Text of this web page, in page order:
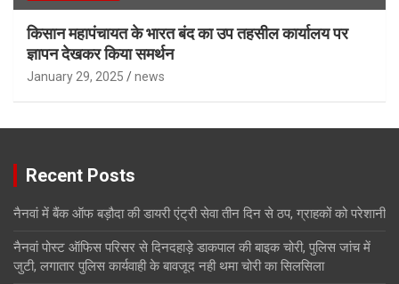
किसान महापंचायत के भारत बंद का उप तहसील कार्यालय पर
ज्ञापन देखकर किया समर्थन
January 29, 2025 news
Recent Posts
नैनवां में बैंक ऑफ बड़ौदा की डायरी एंट्री सेवा तीन दिन से ठप, ग्राहकों को परेशानी
नैनवां पोस्ट ऑफिस परिसर से दिनदहाड़े डाकपाल की बाइक चोरी, पुलिस जांच में
जुटी, लगातार पुलिस कार्यवाही के बावजूद नही थमा चोरी का सिलसिला